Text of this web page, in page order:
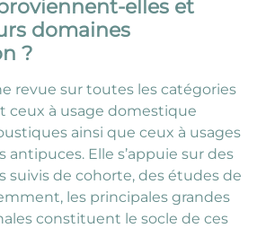
elles et
domaines
?
revue sur toutes les catégories
ceux à usage domestique
ainsi que ceux à usages
antipuces. Elle s’appuie sur des
suivis de cohorte, des études de
les principales grandes
constituent le socle de ces